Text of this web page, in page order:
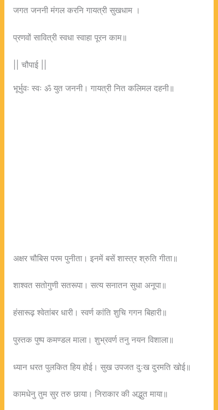
जगत जननी मंगल करनि गायत्री सुखधाम ।
प्रणवों सावित्री स्वधा स्वाहा पूरन काम॥
|| चौपाई ||
भूर्भुवः स्वः ॐ युत जननी। गायत्री नित कलिमल दहनी॥
अक्षर चौबिस परम पुनीता। इनमें बसें शास्त्र श्रुति गीता॥
शाश्वत सतोगुणी सतरूपा। सत्य सनातन सुधा अनूपा॥
हंसारूढ़ श्वेतांबर धारी। स्वर्ण कांति शुचि गगन बिहारी॥
पुस्तक पुष्प कमण्डल माला। शुभ्रवर्ण तनु नयन विशाला॥
ध्यान धरत पुलकित हिय होई। सुख उपजत दुःख दुरमति खोई॥
कामधेनु तुम सुर तरु छाया। निराकार की अद्भुत माया॥